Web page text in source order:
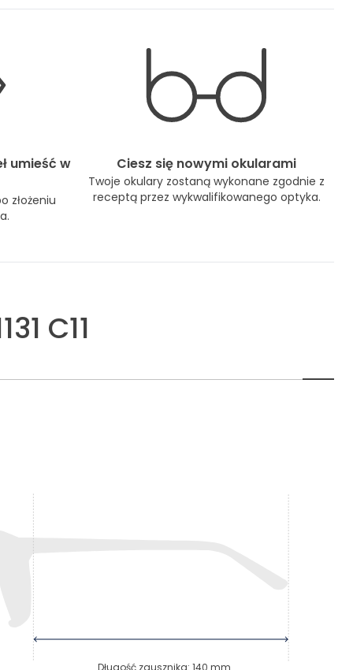
umieść w
złożeniu
Ciesz się nowymi okularami
Twoje okulary zostaną wykonane zgodnie z
receptą przez wykwalifikowanego optyka.
C11
Długość zausznika: 140 mm